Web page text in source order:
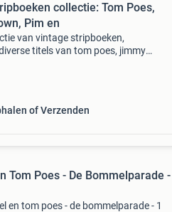
collectie: Tom Poes,
Pim en
van vintage stripboeken,
titels van tom poes, jimmy
of Verzenden
Tom Poes - De Bommelparade -
en tom poes - de bommelparade - 1